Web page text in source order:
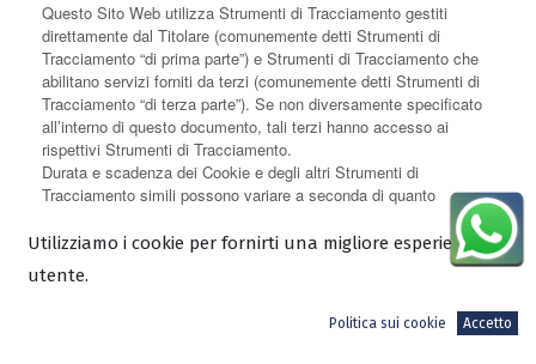
Questo Sito Web utilizza Strumenti di Tracciamento gestiti
direttamente dal Titolare (comunemente detti Strumenti di
Tracciamento “di prima parte”) e Strumenti di Tracciamento che
abilitano servizi forniti da terzi (comunemente detti Strumenti di
Tracciamento “di terza parte”). Se non diversamente specificato
all’interno di questo documento, tali terzi hanno accesso ai
rispettivi Strumenti di Tracciamento.
Durata e scadenza dei Cookie e degli altri Strumenti di
Tracciamento simili possono variare a seconda di quanto
impostato dal Titolare o da ciascun fornitore terzo. Alcuni di essi
scadono al termine della sessione di navigazione dell’Utente.
In aggiunta a quanto specificato nella descrizione di ciascuna
delle categorie di seguito riportate, gli Utenti possono ottenere
informazioni più dettagliate ed aggiornate sulla durata, così come
qualsiasi altra informazione rilevante - quale la presenza di altri
Utilizziamo i cookie per fornirti una migliore esperienza
utente.
Politica sui cookie Accetto